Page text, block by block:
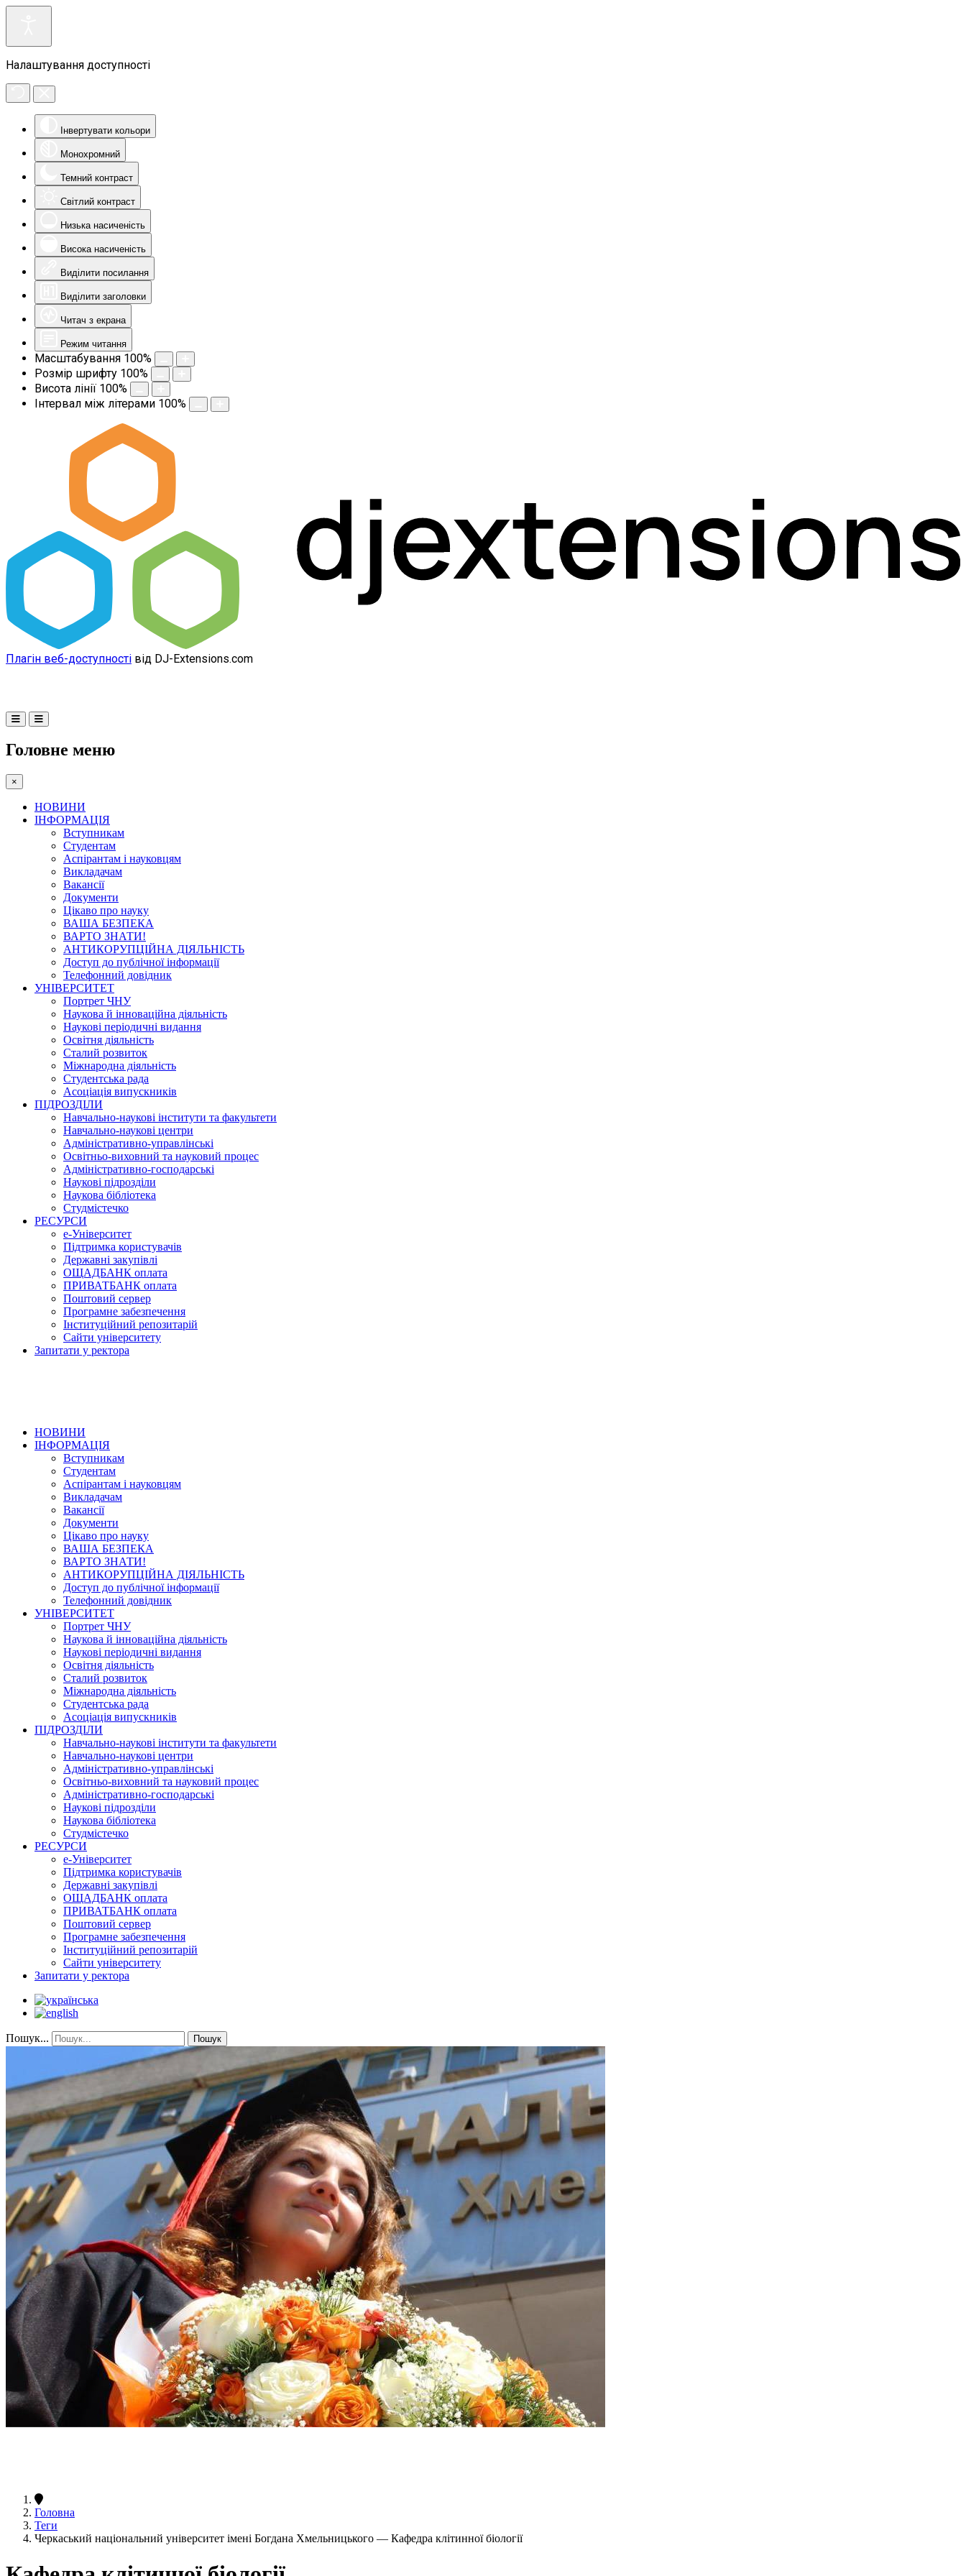
Налаштування доступності
Інвертувати кольори
Монохромний
Темний контраст
Світлий контраст
Низька насиченість
Висока насиченість
Виділити посилання
Виділити заголовки
Читач з екрана
Режим читання
Масштабування 100%
Розмір шрифту 100%
Висота лінії 100%
Інтервал між літерами 100%
Плагін веб-доступності від DJ-Extensions.com
Головне меню
×
НОВИНИ
ІНФОРМАЦІЯ
Вступникам
Студентам
Аспірантам і науковцям
Викладачам
Вакансії
Документи
Цікаво про науку
ВАША БЕЗПЕКА
ВАРТО ЗНАТИ!
АНТИКОРУПЦІЙНА ДІЯЛЬНІСТЬ
Доступ до публічної інформації
Телефонний довідник
УНІВЕРСИТЕТ
Портрет ЧНУ
Наукова й інноваційна діяльність
Наукові періодичні видання
Освітня діяльність
Сталий розвиток
Міжнародна діяльність
Студентська рада
Асоціація випускників
ПІДРОЗДІЛИ
Навчально-наукові інститути та факультети
Навчально-наукові центри
Адміністративно-управлінські
Освітньо-виховний та науковий процес
Адміністративно-господарські
Наукові підрозділи
Наукова бібліотека
Студмістечко
РЕСУРСИ
е-Університет
Підтримка користувачів
Державні закупівлі
ОЩАДБАНК оплата
ПРИВАТБАНК оплата
Поштовий сервер
Програмне забезпечення
Інституційний репозитарій
Сайти університету
Запитати у ректора
НОВИНИ
ІНФОРМАЦІЯ
Вступникам
Студентам
Аспірантам і науковцям
Викладачам
Вакансії
Документи
Цікаво про науку
ВАША БЕЗПЕКА
ВАРТО ЗНАТИ!
АНТИКОРУПЦІЙНА ДІЯЛЬНІСТЬ
Доступ до публічної інформації
Телефонний довідник
УНІВЕРСИТЕТ
Портрет ЧНУ
Наукова й інноваційна діяльність
Наукові періодичні видання
Освітня діяльність
Сталий розвиток
Міжнародна діяльність
Студентська рада
Асоціація випускників
ПІДРОЗДІЛИ
Навчально-наукові інститути та факультети
Навчально-наукові центри
Адміністративно-управлінські
Освітньо-виховний та науковий процес
Адміністративно-господарські
Наукові підрозділи
Наукова бібліотека
Студмістечко
РЕСУРСИ
е-Університет
Підтримка користувачів
Державні закупівлі
ОЩАДБАНК оплата
ПРИВАТБАНК оплата
Поштовий сервер
Програмне забезпечення
Інституційний репозитарій
Сайти університету
Запитати у ректора
Пошук... Пошук
Головна
Теги
Черкаський національний університет імені Богдана Хмельницького — Кафедра клітинної біології